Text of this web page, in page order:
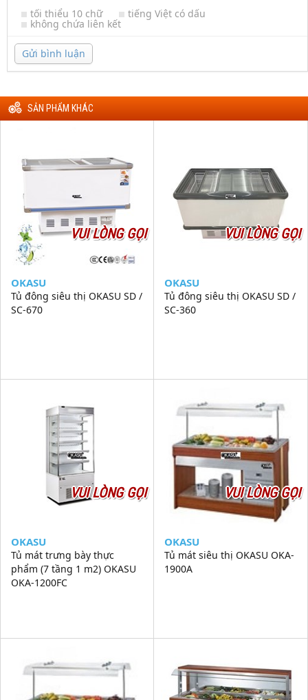
tối thiểu 10 chữ tiếng Việt có dấu
không chứa liên kết
Gửi bình luận
SẢN PHẨM KHÁC
VUI LÒNG GỌI
OKASU
Tủ đông siêu thị OKASU SD /
SC-670
VUI LÒNG GỌI
OKASU
Tủ đông siêu thị OKASU SD /
SC-360
VUI LÒNG GỌI
OKASU
Tủ mát trưng bày thực
phẩm (7 tầng 1 m2) OKASU
OKA-1200FC
VUI LÒNG GỌI
OKASU
Tủ mát siêu thị OKASU OKA-
1900A